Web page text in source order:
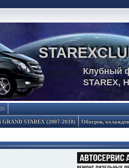
Клубный
STAREX,
GRAND STAREX (2007-2018) Обогрев,